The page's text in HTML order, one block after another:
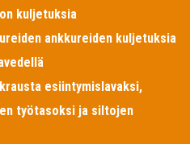
kuljetuksia
ankkureiden kuljetuksia
esiintymislavaksi,
työtasoksi ja siltojen